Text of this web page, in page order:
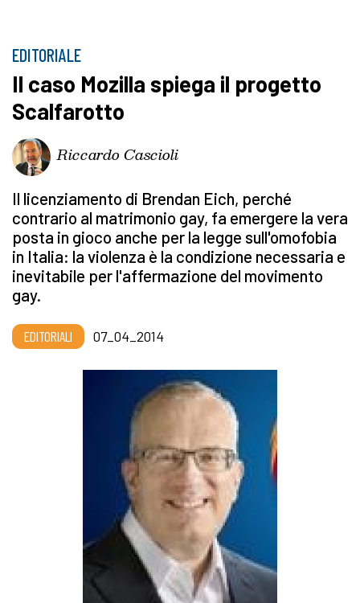
EDITORIALE
Il caso Mozilla spiega il progetto
Scalfarotto
Riccardo Cascioli
Il licenziamento di Brendan Eich, perché
contrario al matrimonio gay, fa emergere la vera
posta in gioco anche per la legge sull'omofobia
in Italia: la violenza è la condizione necessaria e
inevitabile per l'affermazione del movimento
gay.
EDITORIALI 07_04_2014